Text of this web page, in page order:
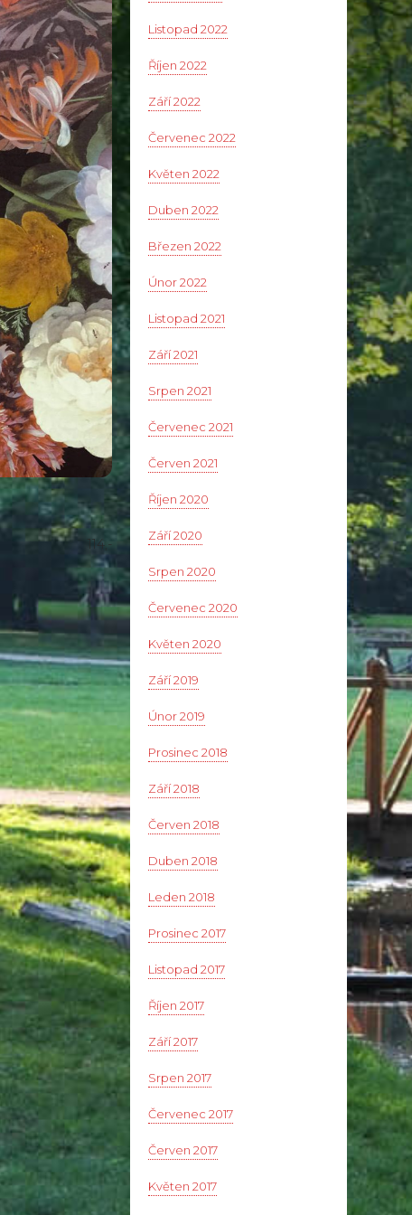
114,-
Listopad 2022
Říjen 2022
Září 2022
Červenec 2022
Květen 2022
Duben 2022
Březen 2022
Únor 2022
Listopad 2021
Září 2021
Srpen 2021
Červenec 2021
Červen 2021
Říjen 2020
Září 2020
Srpen 2020
Červenec 2020
Květen 2020
Září 2019
Únor 2019
Prosinec 2018
Září 2018
Červen 2018
Duben 2018
Leden 2018
Prosinec 2017
Listopad 2017
Říjen 2017
Září 2017
Srpen 2017
Červenec 2017
Červen 2017
Květen 2017